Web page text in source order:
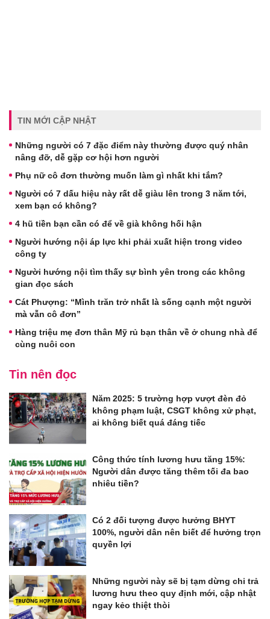
TIN MỚI CẬP NHẬT
Những người có 7 đặc điểm này thường được quý nhân
nâng đỡ, dễ gặp cơ hội hơn người
Phụ nữ cô đơn thường muốn làm gì nhất khi tắm?
Người có 7 dấu hiệu này rất dễ giàu lên trong 3 năm tới,
xem bạn có không?
4 hũ tiền bạn cần có để về già không hối hận
Người hướng nội áp lực khi phải xuất hiện trong video
công ty
Người hướng nội tìm thấy sự bình yên trong các không
gian đọc sách
Cát Phượng: “Mình trăn trở nhất là sống cạnh một người
mà vẫn cô đơn”
Hàng triệu mẹ đơn thân Mỹ rủ bạn thân về ở chung nhà để
cùng nuôi con
Tin nên đọc
Năm 2025: 5 trường hợp vượt đèn đỏ
không phạm luật, CSGT không xử phạt,
ai không biết quá đáng tiếc
Công thức tính lương hưu tăng 15%:
Người dân được tăng thêm tối đa bao
nhiêu tiền?
Có 2 đối tượng được hưởng BHYT
100%, người dân nên biết để hưởng trọn
quyền lợi
Những người này sẽ bị tạm dừng chi trả
lương hưu theo quy định mới, cập nhật
ngay kẻo thiệt thòi